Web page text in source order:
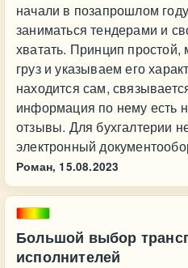
начали в позапрошлом
заниматься тендерами и
хватать. Принцип
груз и указываем его
находится сам,
информация по нему есть
отзывы. Для бухгалтерии
электронный
Роман, 15.08.2023
Большой выбор
исполнителей